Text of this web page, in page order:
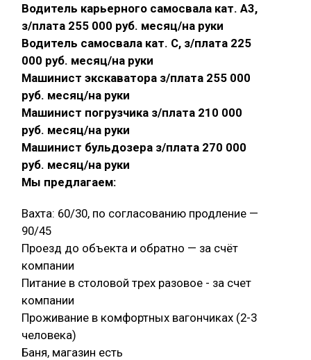
Водитель карьерного самосвала кат. А3,
з/плата 255 000 руб. месяц/на руки
Водитель самосвала кат. С, з/плата 225
000 руб. месяц/на руки
Машинист экскаватора з/плата 255 000
руб. месяц/на руки
Машинист погрузчика з/плата 210 000
руб. месяц/на руки
Машинист бульдозера з/плата 270 000
руб. месяц/на руки
Мы предлагаем:
Вахта: 60/30, по согласованию продление —
90/45
Проезд до объекта и обратно — за счёт
компании
Питание в столовой трех разовое - за счет
компании
Проживание в комфортных вагончиках (2-3
человека)
Баня, магазин есть